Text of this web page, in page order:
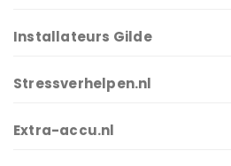
Installateurs Gilde
Stressverhelpen.nl
Extra-accu.nl